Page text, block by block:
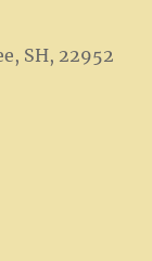
SH, 22952